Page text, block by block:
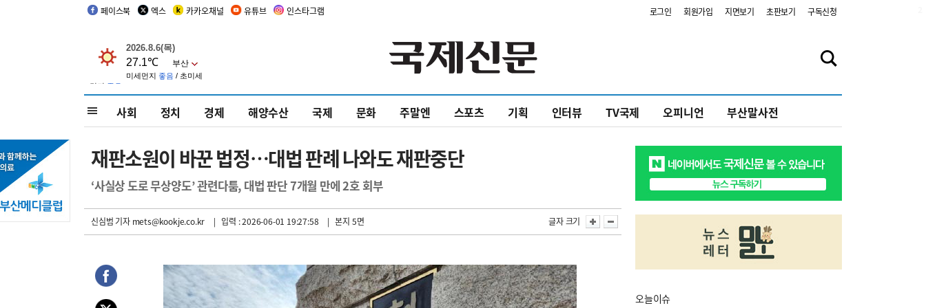
페이스북 엑스 카카오채널 유튜브 인스타그램 로그인 회원가입 지면보기 초판보기 구독신청
사회 정치 경제 해양수산 국제 문화 주말엔 스포츠 기획 인터뷰 TV국제 오피니언 부산말사전
재판소원이 바꾼 법정…대법 판례 나와도 재판중단
‘사실상 도로 무상양도’ 관련다툼, 대법 판단 7개월 만에 2호 회부
신심범 기자mets@kookje.co.kr | 입력 : 2026-06-01 19:27:58 | 본지 5면 글자 크기
오늘이슈